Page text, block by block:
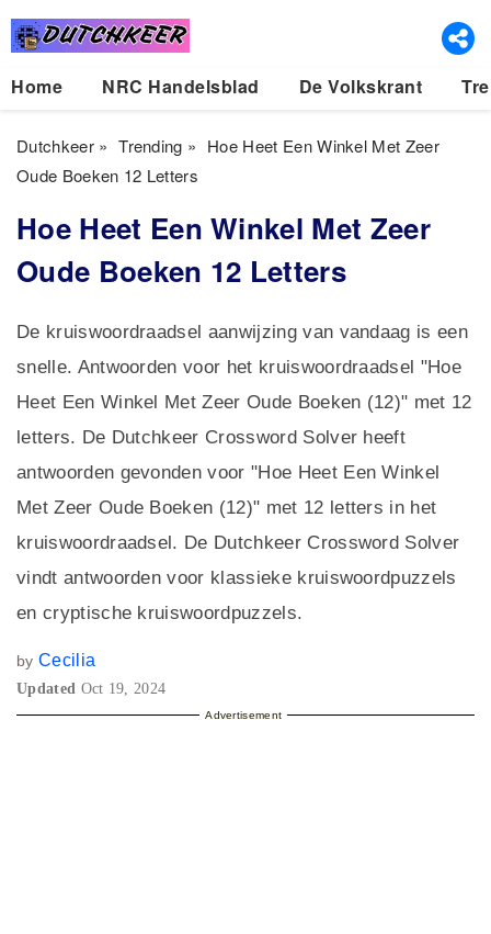
Home NRC Handelsblad De Volkskrant
Dutchkeer» Trending » Hoe Heet Een Winkel Met Zeer
Oude Boeken 12 Letters
Hoe Heet Een Winkel Met Zeer
Oude Boeken 12 Letters
De kruiswoordraadsel aanwijzing van vandaag is een
snelle. Antwoorden voor het kruiswoordraadsel "Hoe
Heet Een Winkel Met Zeer Oude Boeken (12)" met 12
letters. De Dutchkeer Crossword Solver heeft
antwoorden gevonden voor "Hoe Heet Een Winkel
Met Zeer Oude Boeken (12)" met 12 letters in het
kruiswoordraadsel. De Dutchkeer Crossword Solver
vindt antwoorden voor klassieke kruiswoordpuzzels
en cryptische kruiswoordpuzzels.
by Cecilia
Updated Oct 19, 2024
Advertisement